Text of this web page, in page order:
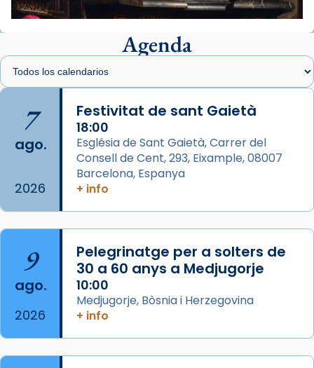
View on Facebook Share
Arquebisbat de Barcelona
1 week ago
Memòria de les santes Juliana i
Semproniana, verges i màrtirs.
Acompanyant la història de sant Cugat, a
partir de l’Edat Mitjana sorgeix la tradició
que les santes Juliana (“relatiu a Júlia”) i
Semproniana (“relatiu a Semprònia =
eterna”) són deixebles seves. I l’any 1667, el
frare Joan Gaspar Roig, afirma en una obra
que les santes són filles de l’antiga Iluro.
Mataró en reivindicarà les relíq
...Ver más
Foto
View on Facebook
Agenda
7
ago.
2026
Festivitat de sant Gaietà
18:00
Església de Sant Gaietà, Carrer del
Consell de Cent, 293, Eixample, 08007
Barcelona, Espanya
+ info
9
ago.
2026
Pelegrinatge per a solters de
30 a 60 anys a Medjugorje
10:00
Medjugorje, Bòsnia i Herzegovina
+ info